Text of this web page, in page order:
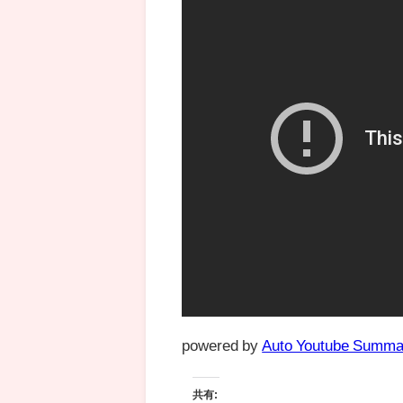
powered by Auto Youtube
共有: